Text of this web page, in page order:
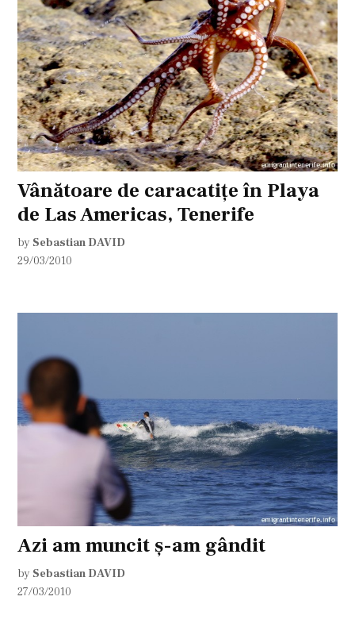
Vânătoare de caracatiţe în Playa
de Las Americas, Tenerife
by Sebastian DAVID
29/03/2010
Azi am muncit ş-am gândit
by Sebastian DAVID
27/03/2010